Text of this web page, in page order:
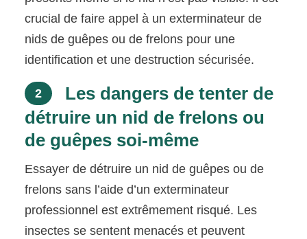
crucial de faire appel à un exterminateur de
nids de guêpes ou de frelons pour une
identification et une destruction sécurisée.
2
Les dangers de tenter de
détruire un nid de frelons ou
de guêpes soi-même
Essayer de détruire un nid de guêpes ou de
frelons sans l’aide d’un exterminateur
professionnel est extrêmement risqué. Les
insectes se sentent menacés et peuvent